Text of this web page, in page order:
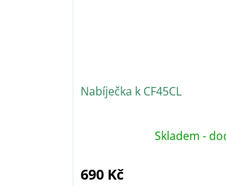
Nabíječka k CF45CL
Skladem -
690 Kč